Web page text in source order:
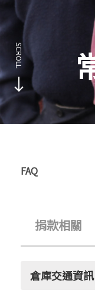
FAQ
捐款相關
倉庫交通資訊